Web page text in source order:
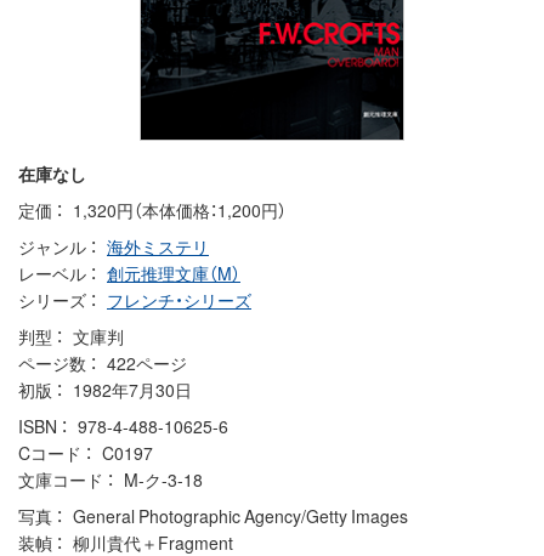
在庫なし
定価
1,320円（本体価格：1,200円）
ジャンル
海外ミステリ
レーベル
創元推理文庫（M）
シリーズ
フレンチ・シリーズ
判型
文庫判
ページ数
422ページ
初版
1982年7月30日
ISBN
978-4-488-10625-6
Cコード
C0197
文庫コード
M-ク-3-18
写真
General Photographic Agency/Getty Images
装幀
柳川貴代＋Fragment